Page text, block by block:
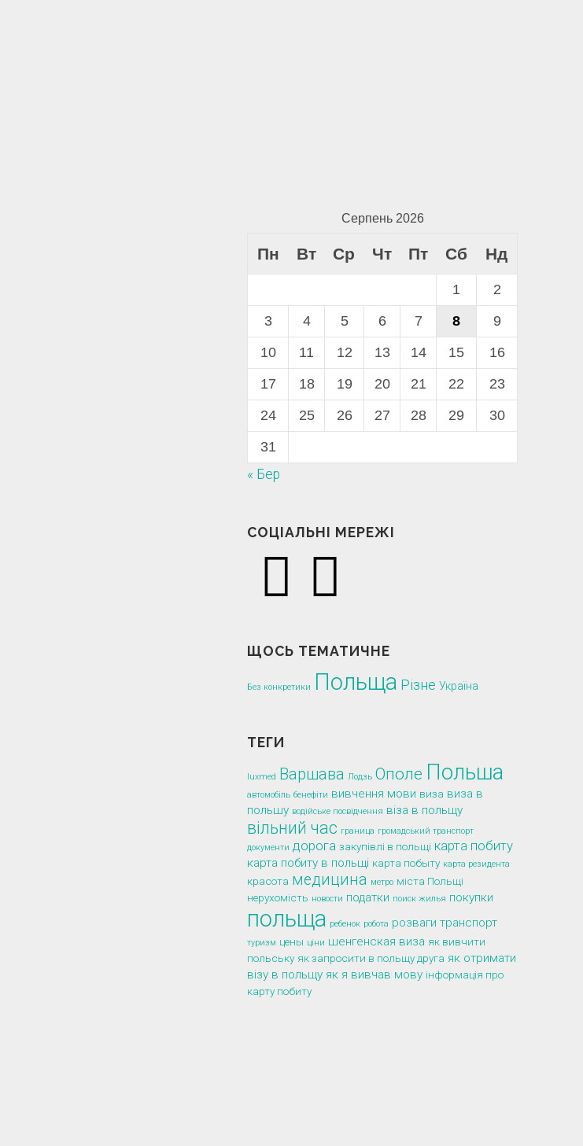
Серпень 2026
Пн Вт Ср Чт Пт Сб Нд
1
2
3
4 5 6 7 8
9
10
11 12 13 14 15
16
17
18 19 20 21 22
23
24
25 26 27 28 29
30
31
« Бер
СОЦІАЛЬНІ МЕРЕЖІ
ЩОСЬ ТЕМАТИЧНЕ
Без конкретики Польща Різне Україна
ТЕГИ
luxmed Варшава Лодзь Ополе Польша
автомобіль бенефіти вивчення мови виза виза в
польшу водійське посвідчення віза в польщу
вільний час граница громадський транспорт
документи дорога закупівлі в польщі карта побиту
карта побиту в польщі карта побыту карта резидента
красота медицина метро міста Польщі
нерухомість новости податки поиск жилья покупки
польща ребенок робота розваги транспорт
туризм цены ціни шенгенская виза як вивчити
польську як запросити в польщу друга як отримати
візу в польщу як я вивчав мову інформація про
карту побиту